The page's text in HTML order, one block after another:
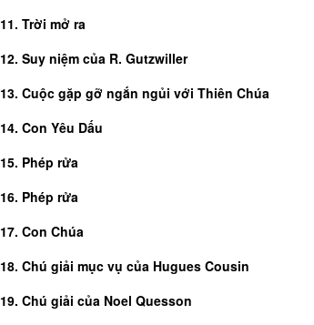
11. Trời mở ra
12. Suy niệm của R. Gutzwiller
13. Cuộc gặp gỡ ngắn ngủi với Thiên Chúa
14. Con Yêu Dấu
15. Phép rửa
16. Phép rửa
17. Con Chúa
18. Chú giải mục vụ của Hugues Cousin
19. Chú giải của Noel Quesson